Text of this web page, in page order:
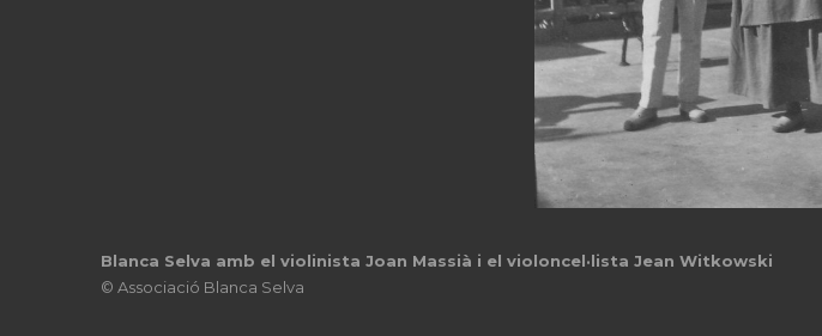
Blanca Selva amb el violinista Joan Massià i el violoncel·lista Jean Witkowski
© Associació Blanca Selva